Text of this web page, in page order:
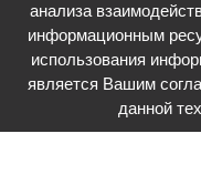
анализа
информационным
использования
является Вашим
данной